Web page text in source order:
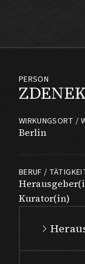
PERSON
WIRKUNGSORT /
Berlin
BERUF /
Kurator(in)